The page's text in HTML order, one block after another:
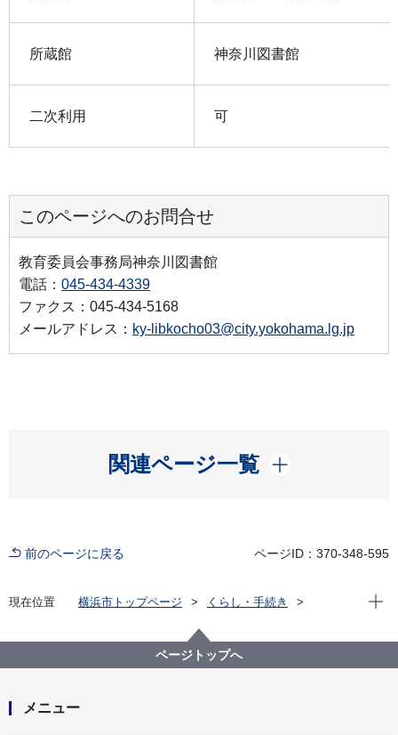
所蔵館 神奈川図書館
二次利用 可
このページへのお問合せ
教育委員会事務局神奈川図書館
電話： 045-434-4339
ファクス：045-434-5168
メールアドレス： ky-libkocho03@city.yokohama.lg.jp
関連ページ一覧
開く
前のページに戻る ページID：370-348-595
現在位置 横浜市トップページ
くらし・手続き
神奈川区デジタルライブラリー
（４）中央南部エリア
高島山公園内 望欣台の碑
現在
ページトップへ
メニュー